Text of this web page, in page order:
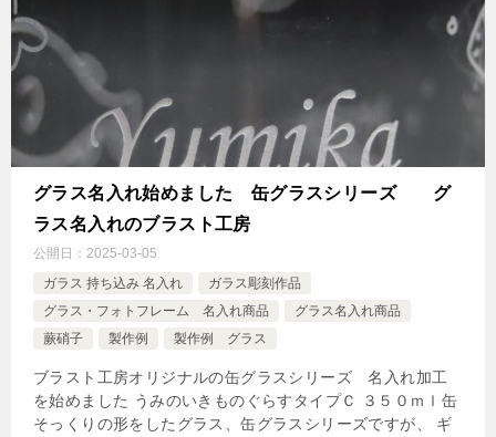
グラス名入れ始めました 缶グラスシリーズ グ
ラス名入れのブラスト工房
公開日： 2025-03-05
ガラス 持ち込み 名入れ
ガラス彫刻作品
グラス・フォトフレーム 名入れ商品
グラス名入れ商品
蕨硝子
製作例 製作例 グラス
ブラスト工房オリジナルの缶グラスシリーズ 名入れ加工
を始めました うみのいきものぐらすタイプＣ ３５０ｍｌ缶
そっくりの形をしたグラス、缶グラスシリーズですが、 ギ